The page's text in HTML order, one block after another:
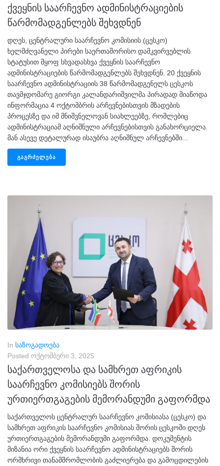
ქვეყნის საარჩევნო ადმინისტრაციების
წარმომადგენლებს შეხვდნენ
დღეს, ცენტრალური საარჩევნო კომისიის (ცესკო)
ხელმძღვანელი პირები საერთაშორისო დამკვირვებლის
სტატუსით მყოფ სხვადასხვა ქვეყნის საარჩევნო
ადმინისტრაციების წარმომადგენლებს შეხვდნენ. 20 ქვეყნის
საარჩევნო ადმინისტრაციის 38 წარმომადგენელს ცესკოს
თავმჯდომარე გიორგი კალანდარიშვილმა პირადად მიაწოდა
ინფორმაცია 4 ოქტომბრის არჩევნებისთვის მზადების
პროცესზე და იმ მნიშვნელოვან სიახლეებზე, რომლებიც
ადმინისტრაციამ აღნიშნული არჩევნებისთვის განახორციელა.
მან ასევე დეტალურად ისაუბრა აღნიშნულ არჩევნებში...
ᲒᲐᲒᲠᲫᲔᲚᲔᲑᲐ
In საზოგადოება
Posted ოქტომბერი 3, 2025
საქართველოსა და სამხრეთ აფრიკის
საარჩევნო კომისიებს შორის
ურთიერთგაგების მემორანდუმი გაფორმდა
საქართველოს ცენტრალურ საარჩევნო კომისიასა (ცესკო) და
სამხრეთ აფრიკის საარჩევნო კომისიას შორის ცესკოში დღეს
ურთიერთგაგების მემორანდუმი გაფორმდა. დოკუმენტის
მიზანია ორი ქვეყნის საარჩევნო ადმინისტრაციებს შორის
ორმხრივი თანამშრომლობის გაძლიერება და გამოცდილების